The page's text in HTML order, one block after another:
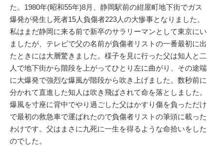
た。1980年(昭和55年)8月、静岡駅前の紺屋町地下街でガス
爆発が発生し死者15人負傷者223人の大惨事となりました。
私はまだ静岡に来る前で新卒のサラリーマンとして東京にい
ましたが、テレビで父の名前が負傷者リストの一番最初に出
たときには大層驚きました。様子を見に行った父は知人と二
人で地下街から階段を上がってひとり左に曲がり、その途端
に大爆発で強烈な爆風が階段から吹き上げました。数秒前に
分かれて直進した知人は吹き飛ばされて命を落としました。
爆風を寸座に背中でやり過ごした父はかすり傷を負っただけ
で最初の救急車で運ばれたので負傷者リストの筆頭に載った
わけです。父はまさに九死に一生を得るような命拾いをした
のでした。